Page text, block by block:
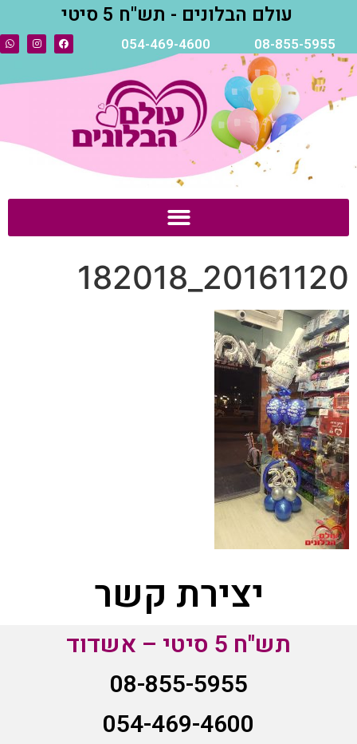
עולם הבלונים - תש"ח 5 סיטי
08-855-5955
054-469-4600
20161120_182018
יצירת קשר
תש"ח 5 סיטי – אשדוד
08-855-5955
054-469-4600